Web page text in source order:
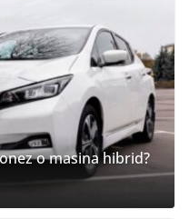
o masina hibrid?